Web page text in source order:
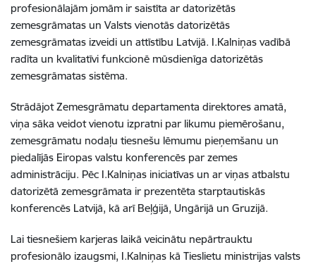
profesionālajām jomām ir saistīta ar datorizētās
zemesgrāmatas un Valsts vienotās datorizētās
zemesgrāmatas izveidi un attīstību Latvijā. I.Kalniņas vadībā
radīta un kvalitatīvi funkcionē mūsdienīga datorizētās
zemesgrāmatas sistēma.
Strādājot Zemesgrāmatu departamenta direktores amatā,
viņa sāka veidot vienotu izpratni par likumu piemērošanu,
zemesgrāmatu nodaļu tiesnešu lēmumu pieņemšanu un
piedalījās Eiropas valstu konferencēs par zemes
administrāciju. Pēc I.Kalniņas iniciatīvas un ar viņas atbalstu
datorizētā zemesgrāmata ir prezentēta starptautiskās
konferencēs Latvijā, kā arī Beļģijā, Ungārijā un Gruzijā.
Lai tiesnešiem karjeras laikā veicinātu nepārtrauktu
profesionālo izaugsmi, I.Kalniņas kā Tieslietu ministrijas valsts